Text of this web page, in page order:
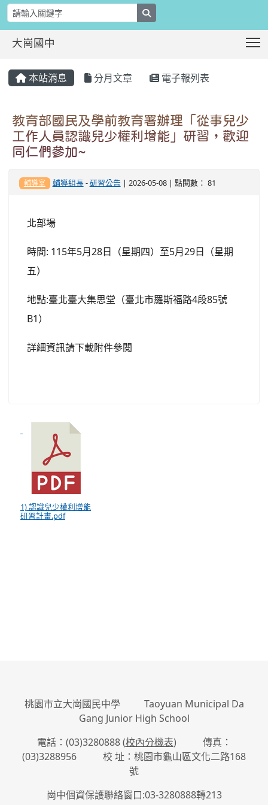
大崗國中
本站消息 分月文章 電子報列表
教育部國民及學前教育署辦理「從事兒少
工作人員認識兒少權利增能」研習，歡迎
同仁們參加~
輔導室 輔導組長-研習公告 | 2026-05-08 | 點閱數： 81
北部場
時間: 115年5月28日（星期四）至5月29日（星期
五）
地點:臺北臺大集思堂（臺北市羅斯福路4段85號
B1）
詳細資訊請下載附件參閱
1) 認識兒少權利增能
研習計畫.pdf
桃園市立大崗國民中學 Taoyuan Municipal Da
Gang Junior High School
電話：(03)3280888 (校內分機表) 傳真：
(03)3288956 校 址：桃園市龜山區文化二路168
號
崗中個資保護聯絡窗口:03-3280888轉213